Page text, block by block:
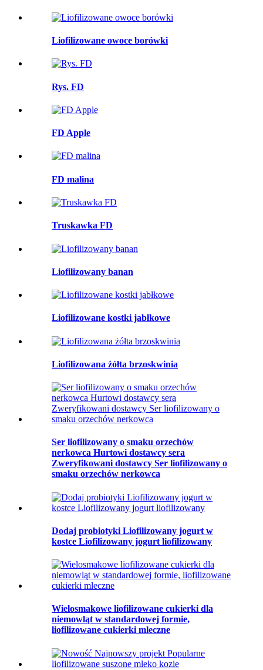
Liofilizowane owoce borówki
Rys. FD
FD Apple
FD malina
Truskawka FD
Liofilizowany banan
Liofilizowane kostki jabłkowe
Liofilizowana żółta brzoskwinia
Ser liofilizowany o smaku orzechów
nerkowca Hurtowi dostawcy sera
Zweryfikowani dostawcy Ser liofilizowany o
smaku orzechów nerkowca
Dodaj probiotyki Liofilizowany jogurt w
kostce Liofilizowany jogurt liofilizowany
Wielosmakowe liofilizowane cukierki dla
niemowląt w standardowej formie,
liofilizowane cukierki mleczne